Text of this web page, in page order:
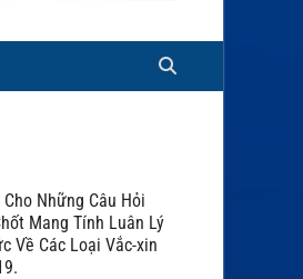
Những Câu Hỏi
Mang Tính Luân Lý
Về Các Loại Vắc-xin